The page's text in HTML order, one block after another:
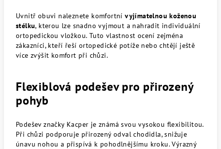
Uvnitř obuvi naleznete komfortnívyjímatelnou koženou
stélku, kterou lze snadno vyjmout a nahradit individuální
ortopedickou vložkou. Tuto vlastnost ocení zejména
zákazníci, kteří řeší ortopedické potíže nebo chtějí ještě
více zvýšit komfort při chůzi.
Flexiblová podešev pro přirozený
pohyb
Podešev značky Kacper je známá svou vysokou flexibilitou.
Při chůzi podporuje přirozený odval chodidla, snižuje
únavu nohou a přispívá k pohodlnějšímu kroku. Výrazný